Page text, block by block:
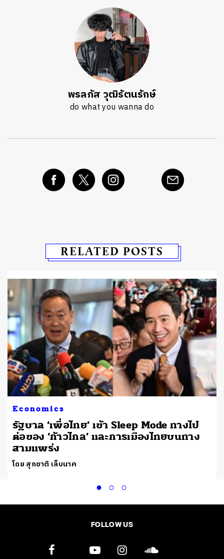
พรลภัส วุฒิรัตนรักษ์
do what you wanna do
RELATED POSTS
Economics
รัฐบาล ‘เพื่อไทย’ เข้า Sleep Mode ทางไป
ต่อของ ‘ก้าวไกล’ และการเมืองไทยบนทาง
สามแพร่ง
โดย สุภชาติ เล็บนาค
FOLLOW US